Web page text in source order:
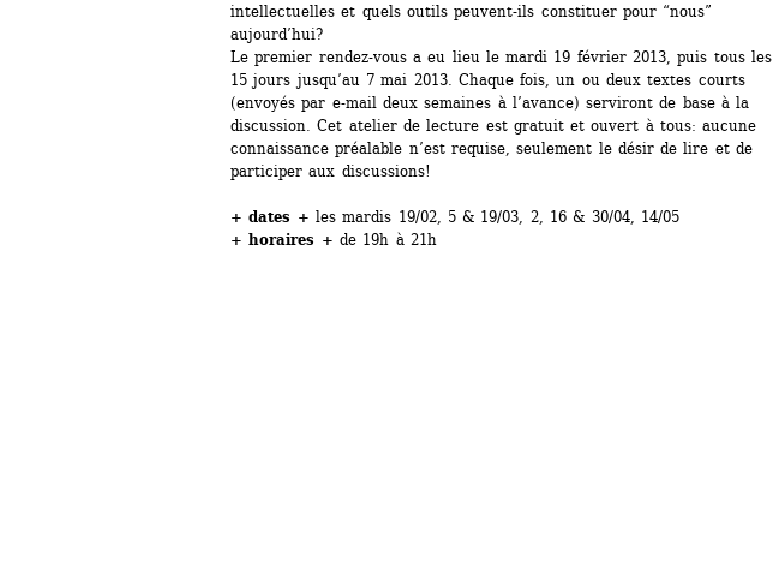
intellectuelles et quels outils peuvent-ils constituer pour “nous”
aujourd’hui?
Le premier rendez-vous a eu lieu le mardi 19 février 2013, puis tous les
15 jours jusqu’au 7 mai 2013. Chaque fois, un ou deux textes courts
(envoyés par e-mail deux semaines à l’avance) serviront de base à la
discussion. Cet atelier de lecture est gratuit et ouvert à tous: aucune
connaissance préalable n’est requise, seulement le désir de lire et de
participer aux discussions!
+ dates + les mardis 19/02, 5 & 19/03, 2, 16 & 30/04, 14/05
+ horaires + de 19h à 21h